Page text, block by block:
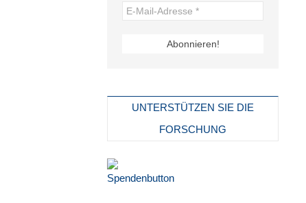
UNTERSTÜTZEN SIE DIE
FORSCHUNG